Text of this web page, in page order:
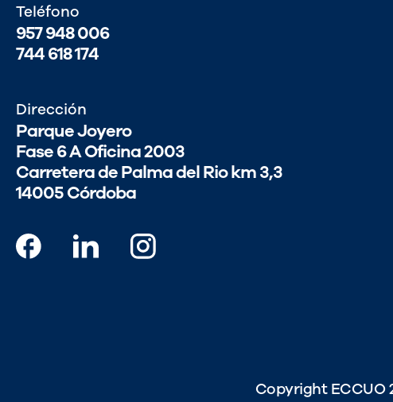
Teléfono
957 948 006
744 618 174
Dirección
Parque Joyero
Fase 6 A Oficina 2003
Carretera de Palma del Rio km 3,3
14005 Córdoba
Copyright ECCUO